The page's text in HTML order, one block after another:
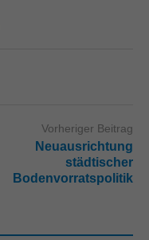
Vorheriger Beitrag
Neuausrichtung
städtischer
Bodenvorratspolitik